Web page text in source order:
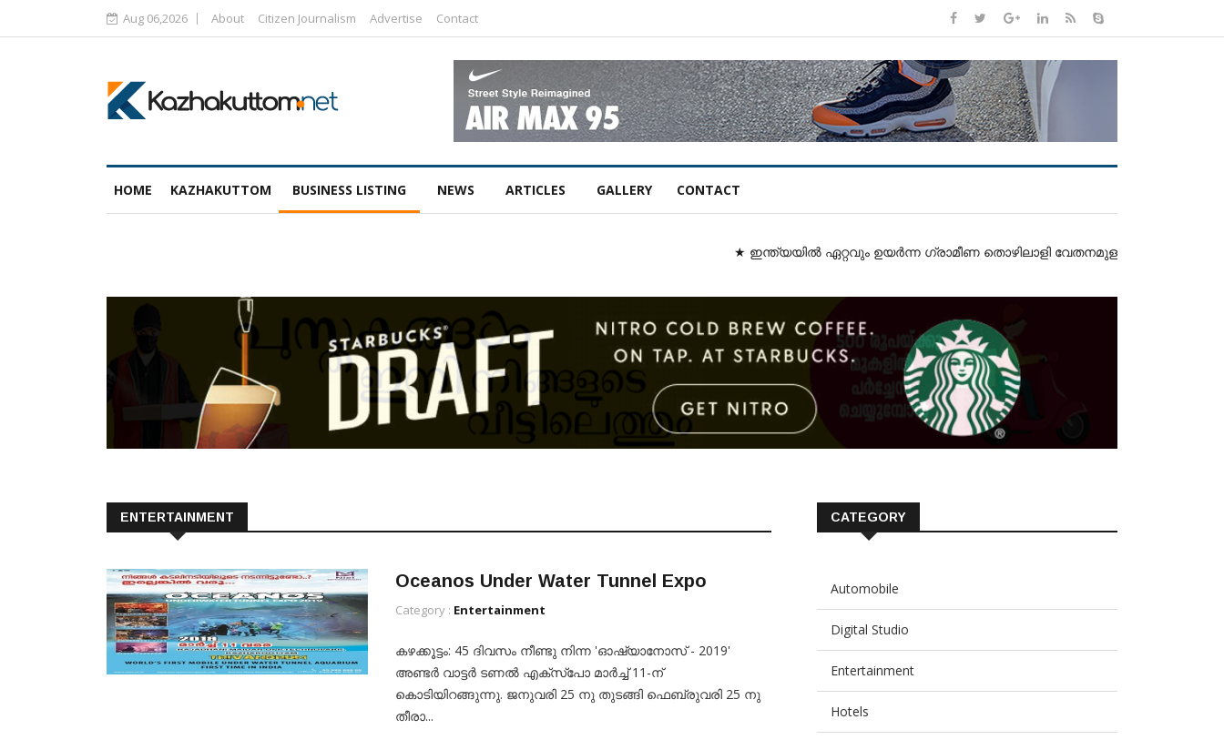
Aug 06,2026 About Citizen Journalism Advertise Contact
HOME KAZHAKUTTOM BUSINESS LISTING NEWS ARTICLES GALLERY CONTACT
★ ഇന്ത്യയിൽ ഏറ്റവും ഉയർന്ന ഗ്രാമീണ തൊഴിലാളി വേതനമുള്ളത് കേരളത്തിലെന്ന്
ENTERTAINMENT
Oceanos Under Water Tunnel Expo
Category : Entertainment
കഴക്കൂട്ടം: 45 ദിവസം നീണ്ടു നിന്ന 'ഓഷ്യാനോസ് - 2019'
അണ്ടർ വാട്ടർ ടണൽ എക്സ്പോ മാർച്ച് 11-ന്
കൊടിയിറങ്ങുന്നു. ജനുവരി 25 നു തുടങ്ങി ഫെബ്രുവരി 25 നു
തീരാ...
CATEGORY
Automobile
Digital Studio
Entertainment
Hotels